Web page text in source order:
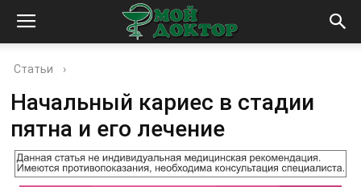
Статьи ›
Начальный кариес в стадии
пятна и его лечение